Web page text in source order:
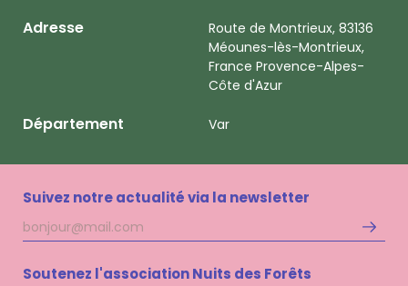
Adresse
Route de Montrieux, 83136
Méounes-lès-Montrieux,
France Provence-Alpes-
Côte d'Azur
Département Var
Suivez notre actualité via la newsletter
Adresse
mail
Soutenez l'association Nuits des Forêts